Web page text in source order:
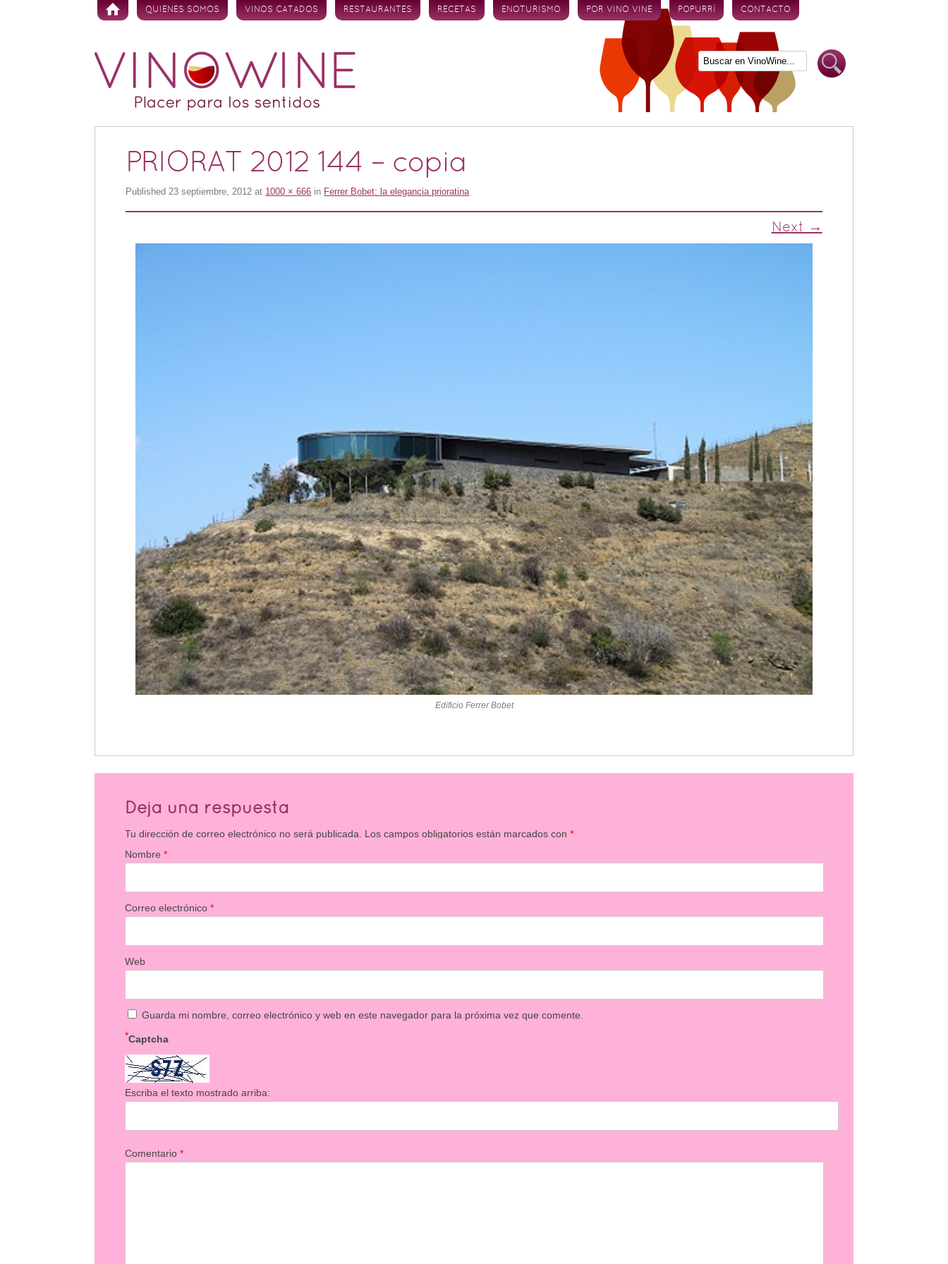
Skip to content
QUIENES SOMOS VINOS CATADOS RESTAURANTES RECETAS ENOTURISMO POR VINO VINE POPURRÍ CONTACTO
PRIORAT 2012 144 – copia
Published23 septiembre, 2012 at 1000 × 666 in Ferrer Bobet: la elegancia prioratina
Next →
Edificio Ferrer Bobet
Deja una respuesta
Tu dirección de correo electrónico no será publicada. Los campos obligatorios están marcados con*
Nombre*
Correo electrónico*
Web
Guarda mi nombre, correo electrónico y web en este navegador para la próxima vez que comente.
Captcha
*
Escriba el texto mostrado arriba:
Comentario*